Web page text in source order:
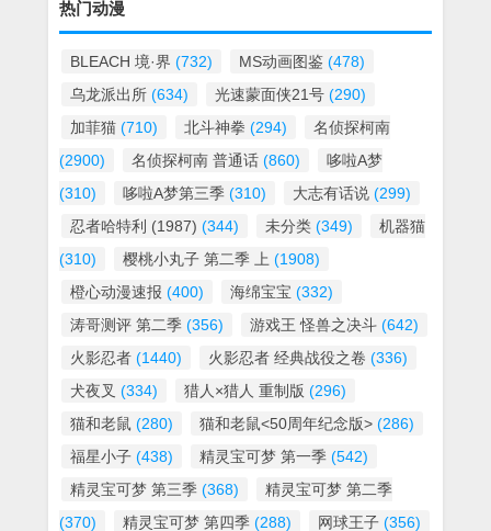
热门动漫
BLEACH 境·界 (732) MS动画图鉴 (478)
乌龙派出所 (634) 光速蒙面侠21号 (290)
加菲猫 (710) 北斗神拳 (294)
名侦探柯南
(2900)
名侦探柯南 普通话 (860)
哆啦A梦
(310)
哆啦A梦第三季 (310) 大志有话说 (299)
忍者哈特利 (1987) (344) 未分类 (349)
机器猫
(310)
樱桃小丸子 第二季 上 (1908)
橙心动漫速报 (400) 海绵宝宝 (332)
涛哥测评 第二季 (356) 游戏王 怪兽之决斗 (642)
火影忍者 (1440) 火影忍者 经典战役之卷 (336)
犬夜叉 (334) 猎人×猎人 重制版 (296)
猫和老鼠 (280) 猫和老鼠<50周年纪念版> (286)
福星小子 (438) 精灵宝可梦 第一季 (542)
精灵宝可梦 第三季 (368)
精灵宝可梦 第二季
(370)
精灵宝可梦 第四季 (288) 网球王子 (356)